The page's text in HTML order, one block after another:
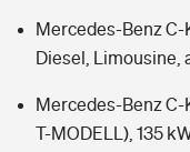
Mercedes-Benz C-
Diesel, Limousine,
Mercedes-Benz C-
T-MODELL), 135